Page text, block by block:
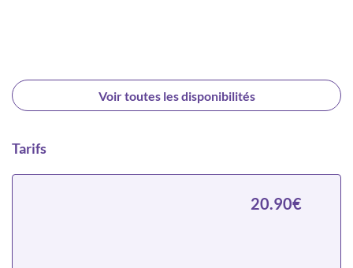
Voir toutes les disponibilités
Tarifs
20.90€